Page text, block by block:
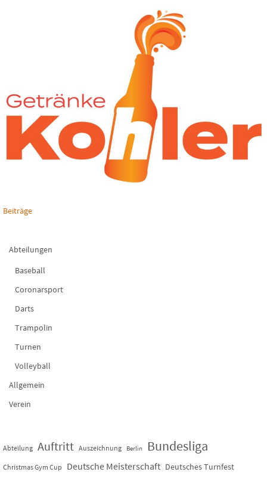
Beiträge
Abteilungen
Baseball
Coronarsport
Darts
Trampolin
Turnen
Volleyball
Allgemein
Verein
Abteilung Auftritt Auszeichnung Berlin Bundesliga
Christmas Gym Cup Deutsche Meisterschaft Deutsches Turnfest